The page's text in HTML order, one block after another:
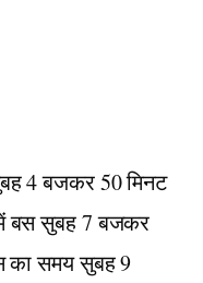
4 बजकर 50 मिनट
में बस सुबह 7 बजकर
का समय सुबह 9